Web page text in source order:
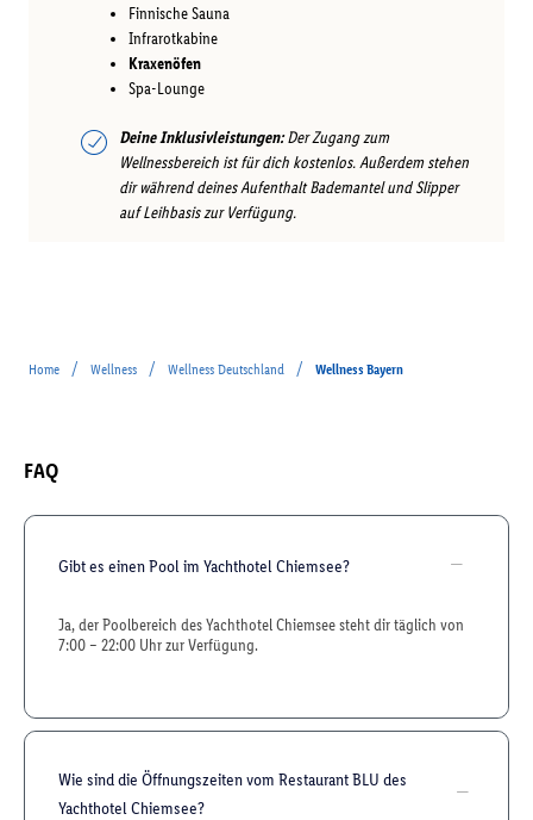
Finnische Sauna
Infrarotkabine
Kraxenöfen
Spa-Lounge
Deine Inklusivleistungen:Der Zugang zum
Wellnessbereich ist für dich kostenlos. Außerdem stehen
dir während deines Aufenthalt Bademantel und Slipper
auf Leihbasis zur Verfügung.
Home / Wellness / Wellness Deutschland / Wellness Bayern
FAQ
Gibt es einen Pool im Yachthotel Chiemsee?
Ja, der Poolbereich des Yachthotel Chiemsee steht dir täglich von
7:00 – 22:00 Uhr zur Verfügung.
Wie sind die Öffnungszeiten vom Restaurant BLU des
Yachthotel Chiemsee?